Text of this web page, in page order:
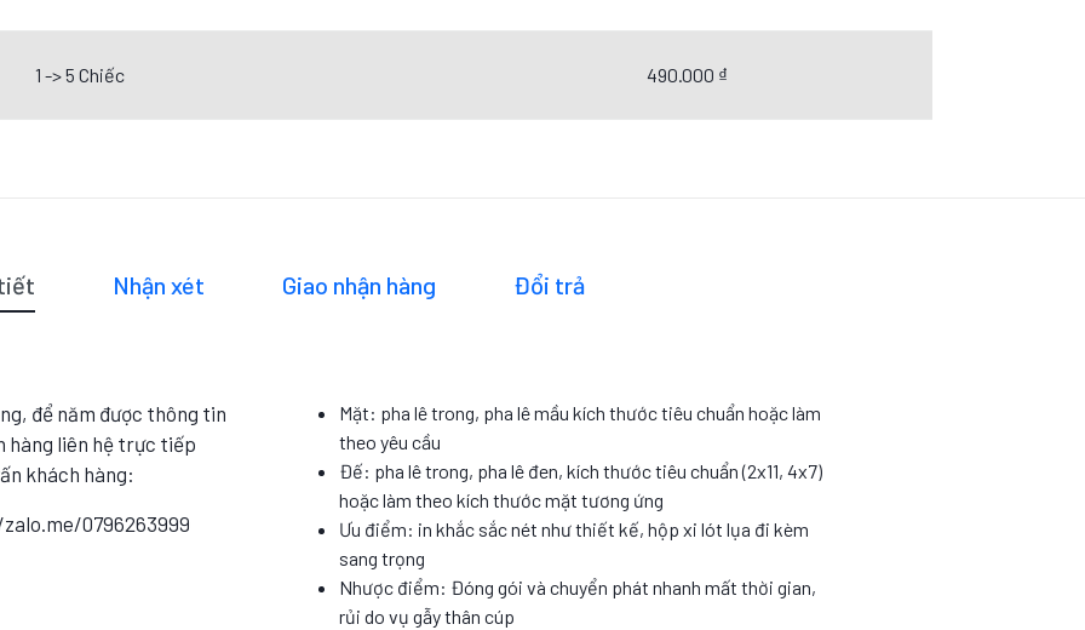
1 -> 5 Chiếc 490.000 ₫
Nhận xét Giao nhận hàng Đổi trả
để năm được thông tin
hàng liên hệ trực tiếp
khách hàng:
0796263999
Mặt: pha lê trong, pha lê mầu kích thước tiêu chuẩn hoặc làm
theo yêu cầu
Đế: pha lê trong, pha lê đen, kích thước tiêu chuẩn (2x11, 4x7)
hoặc làm theo kích thước mặt tương ứng
Ưu điểm: in khắc sắc nét như thiết kế, hộp xi lót lụa đi kèm
sang trọng
Nhược điểm: Đóng gói và chuyển phát nhanh mất thời gian,
rủi do vụ gẫy thân cúp